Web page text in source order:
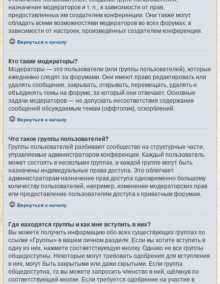
назначение модераторов и т. п., в зависимости от прав,
предоставленных им создателем конференции. Они также могут
обладать всеми возможностями модераторов во всех форумах, в
зависимости от настроек, произведённых создателем конференции.
Вернуться к началу
Кто такие модераторы?
Модераторы — это пользователи (или группы пользователей), которые
ежедневно следят за форумами. Они имеют право редактировать или
удалять сообщения, закрывать, открывать, перемещать, удалять и
объединять темы на форуме, за который они отвечают. Основные
задачи модераторов — не допускать несоответствия содержания
сообщений обсуждаемым темам (оффтопик), оскорблений.
Вернуться к началу
Что такое группы пользователей?
Группы пользователей разбивают сообщество на структурные части,
управляемые администратором конференции. Каждый пользователь
может состоять в нескольких группах, и каждой группе могут быть
назначены индивидуальные права доступа. Это облегчает
администраторам назначение прав доступа одновременно большому
количеству пользователей, например, изменение модераторских прав
или предоставление пользователям доступа к приватным форумам.
Вернуться к началу
Где находятся группы и как мне вступить в них?
Вы можете получить информацию обо всех существующих группах по
ссылке «Группы» в вашем личном разделе. Если вы хотите вступить в
одну из них, нажмите соответствующую кнопку. Однако не все группы
общедоступны. Некоторые могут требовать одобрения для вступления
в них, могут быть закрытыми или даже скрытыми. Если группа
общедоступна, то вы можете запросить членство в ней, щёлкнув по
соответствующей кнопке. Если требуется одобрение на участие в